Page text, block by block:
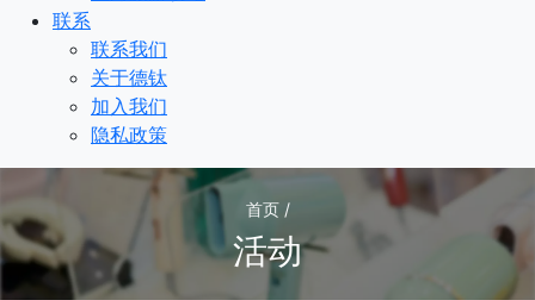
联系
联系我们
关于德钛
加入我们
隐私政策
首页 /
活动